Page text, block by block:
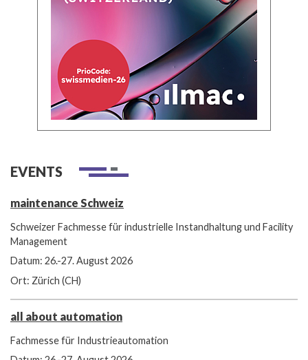
EVENTS
maintenance Schweiz
Schweizer Fachmesse für industrielle Instandhaltung und Facility
Management
Datum: 26.-27. August 2026
Ort: Zürich (CH)
all about automation
Fachmesse für Industrieautomation